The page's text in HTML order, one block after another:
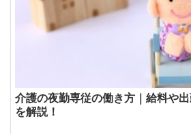
介護の夜勤専従の働き方｜給料や
を解説！